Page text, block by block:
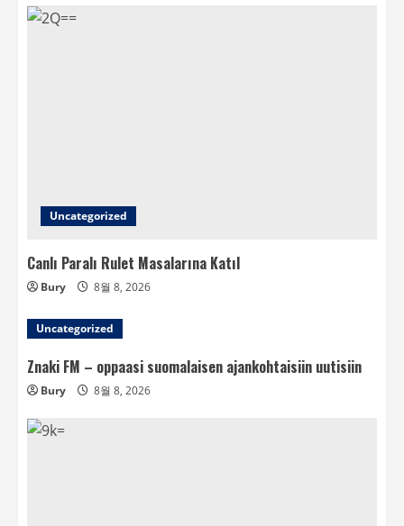
Uncategorized
Canlı Paralı Rulet Masalarına Katıl
Bury 8월 8, 2026
Uncategorized
Znaki FM – oppaasi suomalaisen ajankohtaisiin uutisiin
Bury 8월 8, 2026